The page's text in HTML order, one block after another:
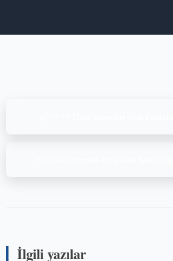
İlgili yazılar